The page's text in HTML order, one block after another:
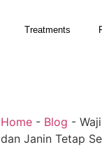
Treatments
Home- Blog -
dan Janin Tetap